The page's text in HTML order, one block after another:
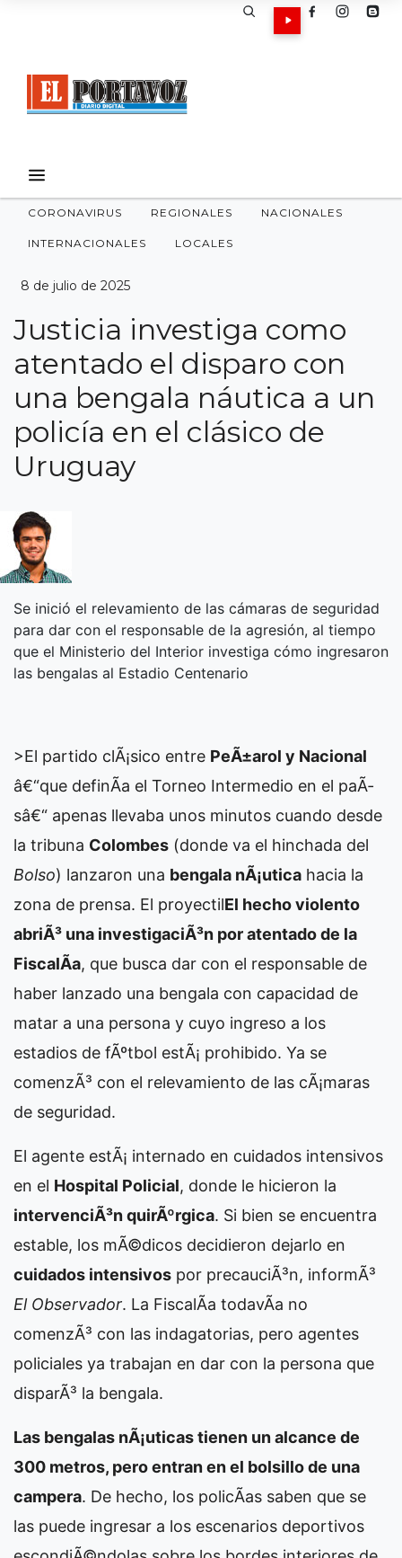
CORONAVIRUS REGIONALES NACIONALES
INTERNACIONALES LOCALES
8 de julio de 2025
Justicia investiga como
atentado el disparo con
una bengala náutica a un
policía en el clásico de
Uruguay
Se inició el relevamiento de las cámaras de seguridad
para dar con el responsable de la agresión, al tiempo
que el Ministerio del Interior investiga cómo ingresaron
las bengalas al Estadio Centenario
>El partido clÃ¡sico entre PeÃ±arol y Nacional
â€“que definÃ­a el Torneo Intermedio en el paÃ­
sâ€“ apenas llevaba unos minutos cuando desde
la tribuna Colombes (donde va el hinchada del
Bolso) lanzaron una bengala nÃ¡utica hacia la
zona de prensa. El proyectilEl hecho violento
abriÃ³ una investigaciÃ³n por atentado de la
FiscalÃ­a, que busca dar con el responsable de
haber lanzado una bengala con capacidad de
matar a una persona y cuyo ingreso a los
estadios de fÃºtbol estÃ¡ prohibido. Ya se
comenzÃ³ con el relevamiento de las cÃ¡maras
de seguridad.
El agente estÃ¡ internado en cuidados intensivos
en el Hospital Policial, donde le hicieron la
intervenciÃ³n quirÃºrgica. Si bien se encuentra
estable, los mÃ©dicos decidieron dejarlo en
cuidados intensivos por precauciÃ³n, informÃ³
El Observador. La FiscalÃ­a todavÃ­a no
comenzÃ³ con las indagatorias, pero agentes
policiales ya trabajan en dar con la persona que
disparÃ³ la bengala.
Las bengalas nÃ¡uticas tienen un alcance de
300 metros, pero entran en el bolsillo de una
campera. De hecho, los policÃ­as saben que se
las puede ingresar a los escenarios deportivos